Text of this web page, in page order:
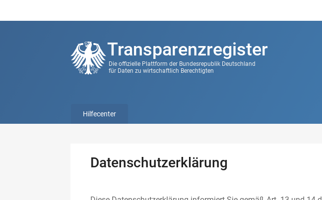
Transparenzregister
Die offizielle Plattform der Bundesrepublik Deutschland
für Daten zu wirtschaftlich Berechtigten
Hilfecenter
Datenschutzerklärung